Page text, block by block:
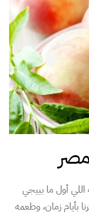
أول ما بييجي
بأيام زمان، وطعمه